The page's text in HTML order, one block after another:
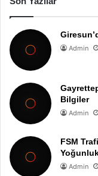
Admin
Bilgiler
Admin
FSM
Admin